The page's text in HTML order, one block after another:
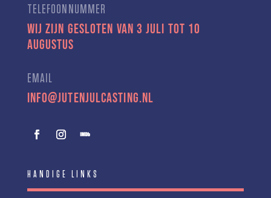
TELEFOONNUMMER
Wij zijn gesloten van 3 juli tot 10
augustus
EMAIL
info@jutenjulcasting.nl
HANDIGE LINKS